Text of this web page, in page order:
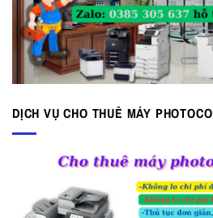
DỊCH VỤ CHO THUÊ MÁY